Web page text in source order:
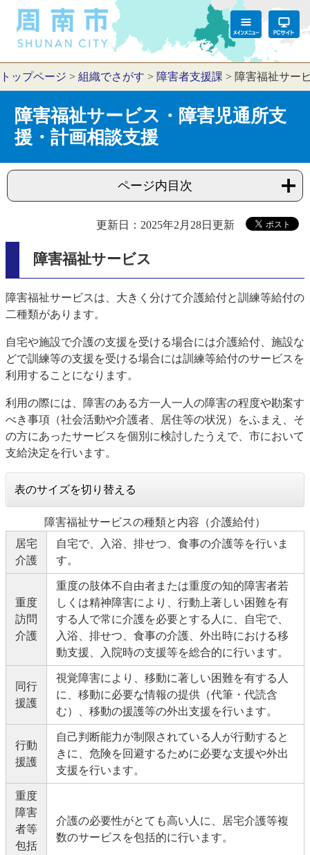
トップページ > 組織でさがす > 障害者支援課 > 障害福祉サー
障害福祉サービス・障害児通所支
援・計画相談支援
ページ内目次
更新日：2025年2月28日更新
障害福祉サービス
障害福祉サービスは、大きく分けて介護給付と訓練等給付の
二種類があります。
自宅や施設で介護の支援を受ける場合には介護給付、施設な
どで訓練等の支援を受ける場合には訓練等給付のサービスを
利用することになります。
利用の際には、障害のある方一人一人の障害の程度や勘案す
べき事項（社会活動や介護者、居住等の状況）をふまえ、そ
の方にあったサービスを個別に検討したうえで、市において
支給決定を行います。
表のサイズを切り替える
障害福祉サービスの種類と内容（介護給付）
居宅
介護
自宅で、入浴、排せつ、食事の介護等を行いま
す。
重度
訪問
介護
重度の肢体不自由者または重度の知的障害者若
しくは精神障害により、行動上著しい困難を有
する人で常に介護を必要とする人に、自宅で、
入浴、排せつ、食事の介護、外出時における移
動支援、入院時の支援等を総合的に行います。
同行
援護
視覚障害により、移動に著しい困難を有する人
に、移動に必要な情報の提供（代筆・代読含
む）、移動の援護等の外出支援を行います。
行動
援護
自己判断能力が制限されている人が行動すると
きに、危険を回避するために必要な支援や外出
支援を行います。
重度
障害
者等
包括
介護の必要性がとても高い人に、居宅介護等複
数のサービスを包括的に行います。